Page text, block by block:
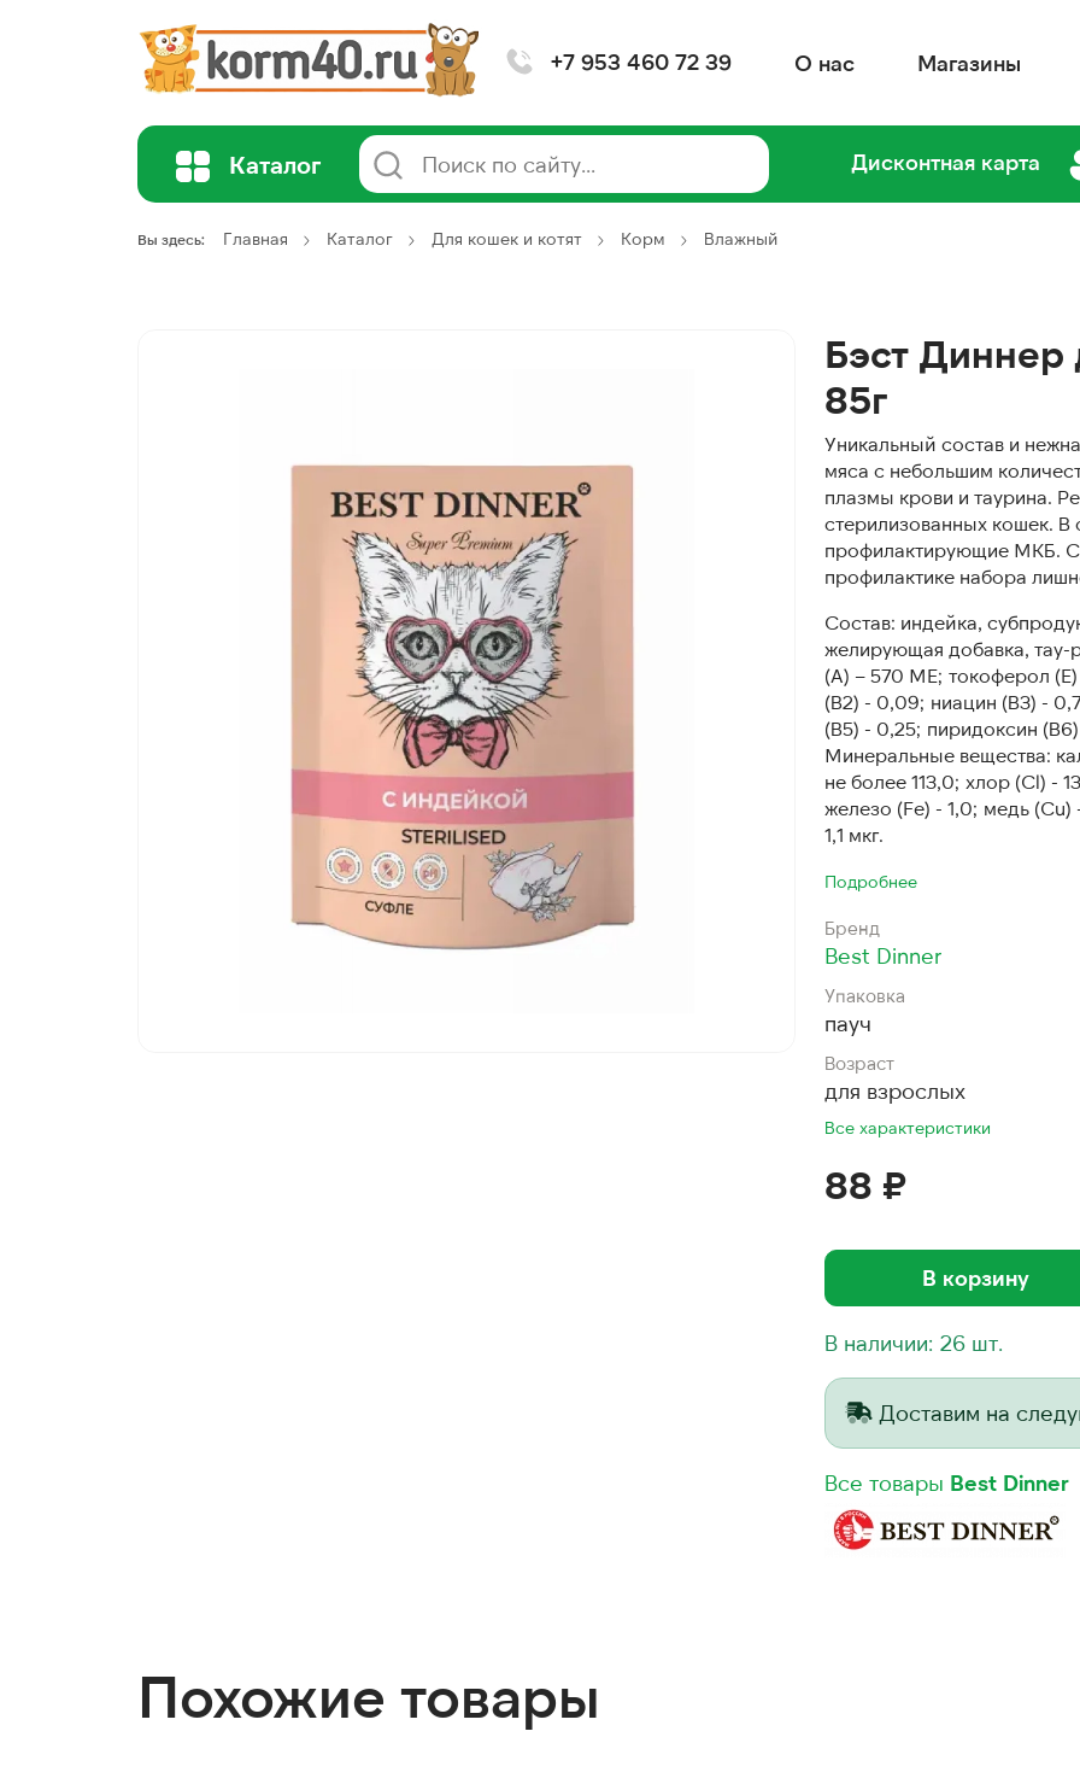
+7 953 460 72 39 О нас Магазины
Каталог Дисконтная карта
Вы здесь: Главная Каталог Для кошек и котят Корм Влажный
Бэст Диннер
85г
Уникальный состав и
мяса с небольшим
плазмы крови и таурина.
стерилизованных кошек. В
профилактирующие МКБ.
профилактике набора
Состав: индейка,
желирующая добавка, тау-
(А) – 570 МЕ; токоферол
(В2) - 0,09; ниацин (В3) -
(В5) - 0,25; пиридоксин
Минеральные вещества:
не более 113,0; хлор (Cl) -
железо (Fe) - 1,0; медь (Cu)
1,1 мкг.
Подробнее
Бренд
Best Dinner
Упаковка
пауч
Возраст
для взрослых
Все характеристики
88 ₽
В корзину
В наличии: 26 шт.
Доставим на
Все товары Best Dinner
Похожие товары